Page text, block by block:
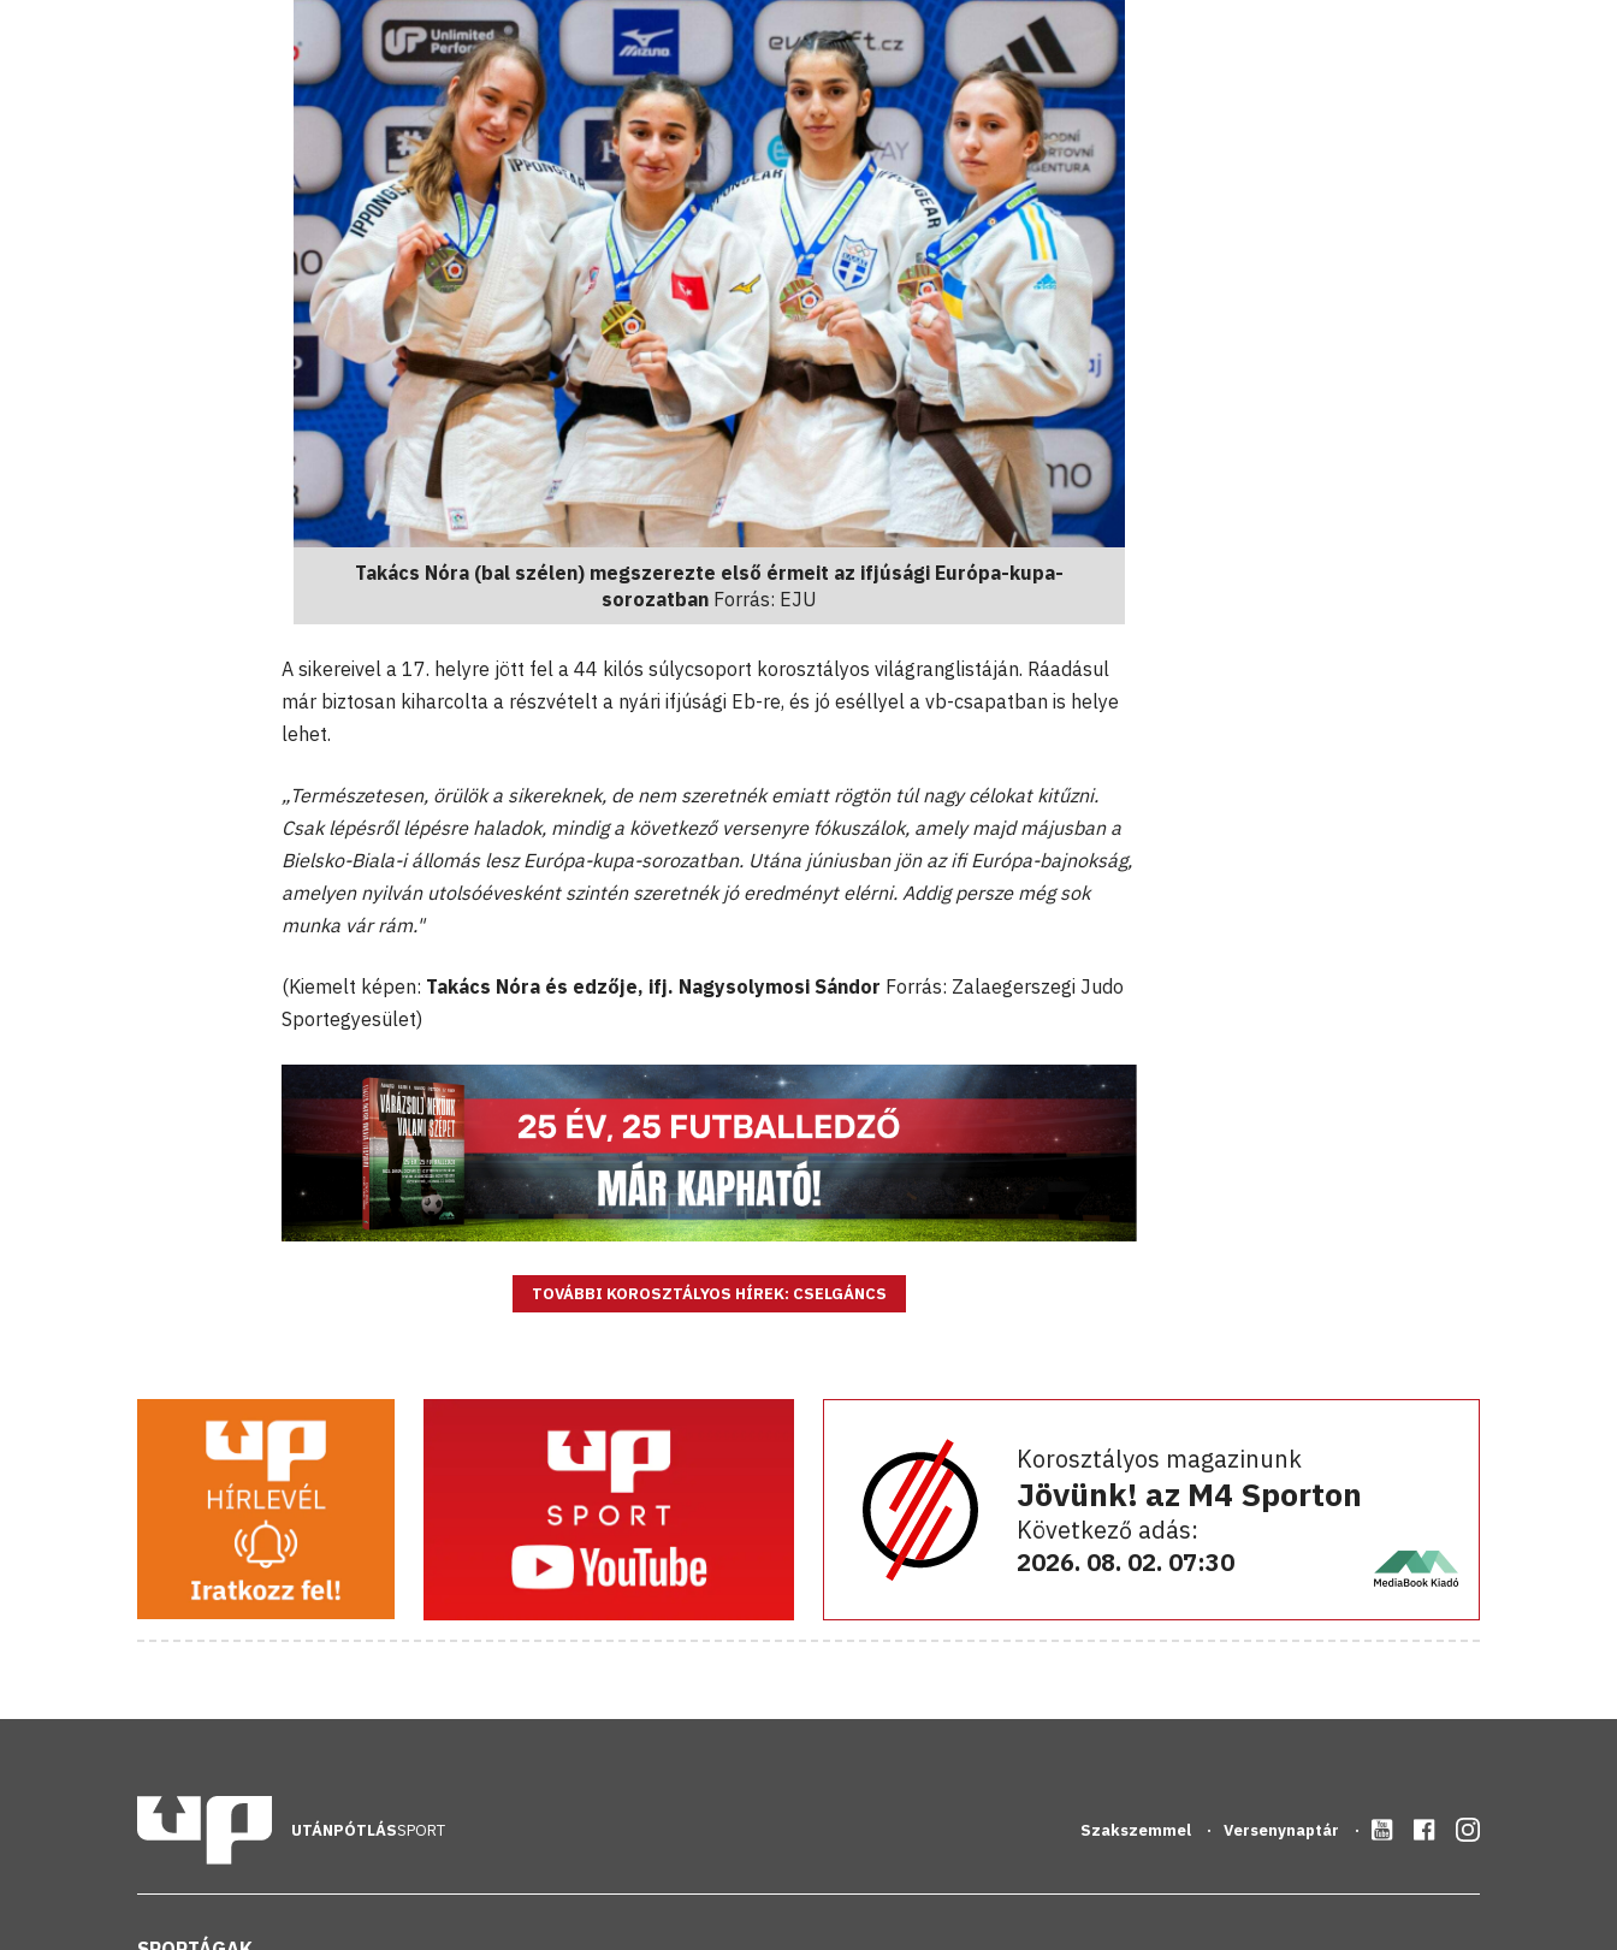
Takács Nóra (bal szélen) megszerezte első érmeit az ifjúsági Európa-kupa-
sorozatban Forrás: EJU
A sikereivel a 17. helyre jött fel a 44 kilós súlycsoport korosztályos világranglistáján. Ráadásul
már biztosan kiharcolta a részvételt a nyári ifjúsági Eb-re, és jó eséllyel a vb-csapatban is helye
lehet.
„Természetesen, örülök a sikereknek, de nem szeretnék emiatt rögtön túl nagy célokat kitűzni.
Csak lépésről lépésre haladok, mindig a következő versenyre fókuszálok, amely majd májusban a
Bielsko-Biala-i állomás lesz Európa-kupa-sorozatban. Utána júniusban jön az ifi Európa-bajnokság,
amelyen nyilván utolsóévesként szintén szeretnék jó eredményt elérni. Addig persze még sok
munka vár rám."
(Kiemelt képen: Takács Nóra és edzője, ifj. Nagysolymosi Sándor Forrás: Zalaegerszegi Judo
Sportegyesület)
TOVÁBBI KOROSZTÁLYOS HÍREK: CSELGÁNCS
Korosztályos magazinunk
Jövünk! az M4 Sporton
Következő adás:
2026. 08. 02. 07:30
UTÁNPÓTLÁSSPORT Szakszemmel Versenynaptár